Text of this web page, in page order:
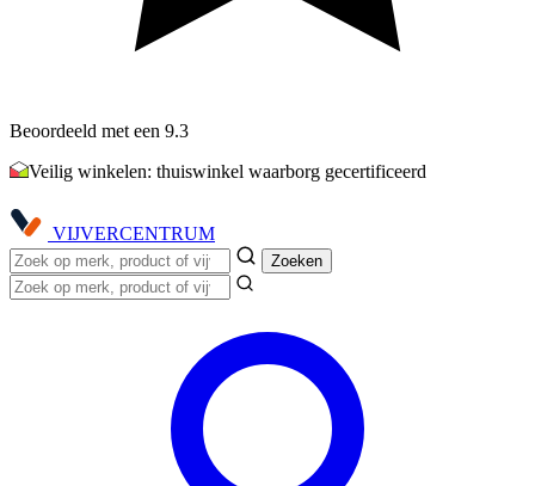
Beoordeeld met een 9.3
Veilig winkelen: thuiswinkel waarborg gecertificeerd
VIJVERCENTRUM
Zoeken